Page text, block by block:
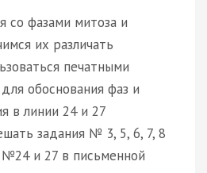
со фазами митоза и
их различать
печатными
обоснования фаз и
в линии 24 и 27
задания № 3, 5, 6, 7, 8
и 27 в письменной